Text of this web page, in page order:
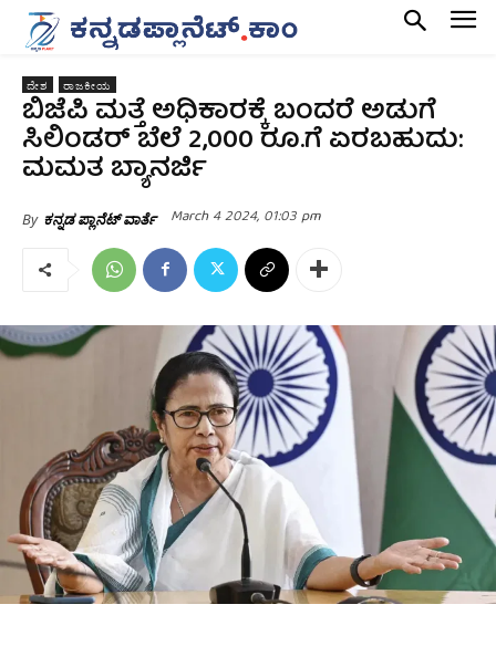
ದೇಶ ರಾಜಕೀಯ
ಬಿಜೆಪಿ ಮತ್ತೆ ಅಧಿಕಾರಕ್ಕೆ ಬಂದರೆ ಅಡುಗೆ
ಸಿಲಿಂಡರ್ ಬೆಲೆ 2,000 ರೂ.ಗೆ ಏರಬಹುದು:
ಮಮತ ಬ್ಯಾನರ್ಜಿ
By ಕನ್ನಡ ಪ್ಲಾನೆಟ್ ವಾರ್ತೆ March 4 2024, 01:03 pm